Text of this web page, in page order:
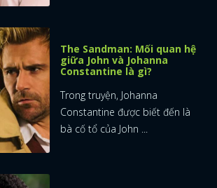
The Sandman: Mối quan hệ
giữa John và Johanna
Constantine là gì?
Trong truyện, Johanna
Constantine được biết đến là
bà cố tổ của John ...